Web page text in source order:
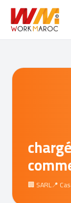
🏢 SARL📍